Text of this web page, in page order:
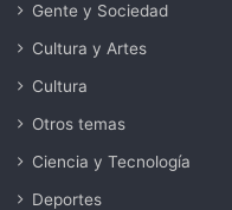
Gente y Sociedad
Cultura y Artes
Cultura
Otros temas
Ciencia y Tecnología
Deportes